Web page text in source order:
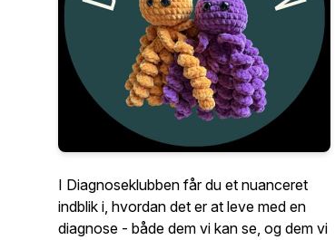
I Diagnoseklubben får du et nuanceret
indblik i, hvordan det er at leve med en
diagnose - både dem vi kan se, og dem vi